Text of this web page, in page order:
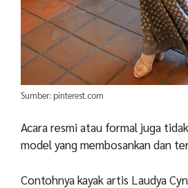
Sumber: pinterest.com
Acara resmi atau formal juga
model yang membosankan dan
Contohnya kayak artis Laudya